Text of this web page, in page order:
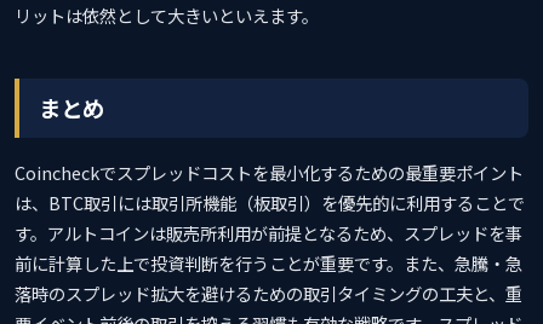
リットは依然として大きいといえます。
まとめ
Coincheckでスプレッドコストを最小化するための最重要ポイント
は、BTC取引には取引所機能（板取引）を優先的に利用することで
す。アルトコインは販売所利用が前提となるため、スプレッドを事
前に計算した上で投資判断を行うことが重要です。また、急騰・急
落時のスプレッド拡大を避けるための取引タイミングの工夫と、重